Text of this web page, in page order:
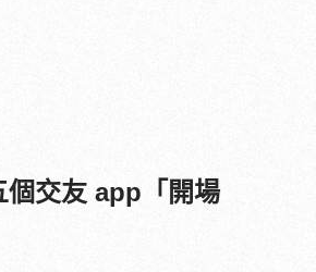
個交友 app「開場